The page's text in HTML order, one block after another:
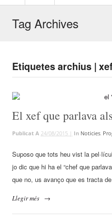
Tag Archives
Etiquetes archius |
El xef que parlava
Publicat A 24/08/2015 | In Noticies,
Suposo que tots heu vist la
jo dic que hi ha el “chef que
que no, us avanço que es tracta
Llegir més →